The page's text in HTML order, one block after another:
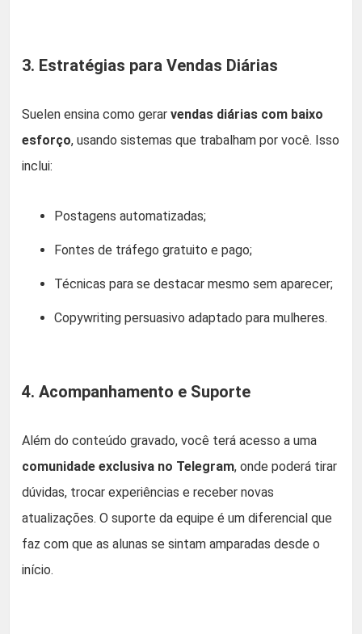
3. Estratégias para Vendas Diárias
Suelen ensina como gerar vendas diárias com baixo
esforço, usando sistemas que trabalham por você. Isso
inclui:
Postagens automatizadas;
Fontes de tráfego gratuito e pago;
Técnicas para se destacar mesmo sem aparecer;
Copywriting persuasivo adaptado para mulheres.
4. Acompanhamento e Suporte
Além do conteúdo gravado, você terá acesso a uma
comunidade exclusiva no Telegram, onde poderá tirar
dúvidas, trocar experiências e receber novas
atualizações. O suporte da equipe é um diferencial que
faz com que as alunas se sintam amparadas desde o
início.